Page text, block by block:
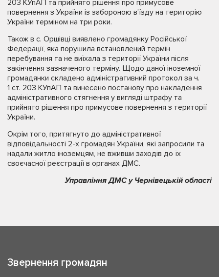
203 КУпАП та прийнято рішення про примусове
повернення з України із забороною в’їзду на територію
України терміном на три роки.
Також в с. Оршівці виявлено громадянку Російської
Федерації, яка порушила встановлений термін
перебування та не виїхала з території України після
закінчення зазначеного терміну. Щодо даної іноземної
громадянки складено адміністративний протокол за ч.
1 ст. 203 КУпАП та винесено постанову про накладення
адміністративного стягнення у вигляді штрафу та
прийнято рішення про примусове повернення з території
України.
Окрім того, притягнуто до адміністративної
відповідальності 2-х громадян України, які запросили та
надали житло іноземцям, не вживши заходів до їх
своєчасної реєстрації в органах ДМС.
Управління ДМС у Чернівецькій області
Звернення громадян